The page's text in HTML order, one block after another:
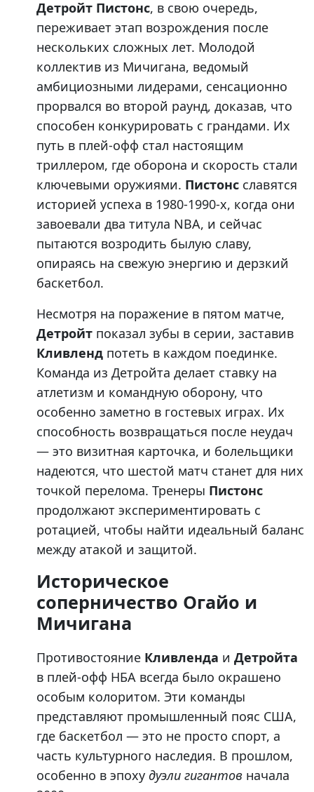
Детройт Пистонс, в свою очередь,
переживает этап возрождения после
нескольких сложных лет. Молодой
коллектив из Мичигана, ведомый
амбициозными лидерами, сенсационно
прорвался во второй раунд, доказав, что
способен конкурировать с грандами. Их
путь в плей-офф стал настоящим
триллером, где оборона и скорость стали
ключевыми оружиями. Пистонс славятся
историей успеха в 1980-1990-х, когда они
завоевали два титула NBA, и сейчас
пытаются возродить былую славу,
опираясь на свежую энергию и дерзкий
баскетбол.
Несмотря на поражение в пятом матче,
Детройт показал зубы в серии, заставив
Кливленд потеть в каждом поединке.
Команда из Детройта делает ставку на
атлетизм и командную оборону, что
особенно заметно в гостевых играх. Их
способность возвращаться после неудач
— это визитная карточка, и болельщики
надеются, что шестой матч станет для них
точкой перелома. Тренеры Пистонс
продолжают экспериментировать с
ротацией, чтобы найти идеальный баланс
между атакой и защитой.
Историческое
соперничество Огайо и
Мичигана
Противостояние Кливленда и Детройта
в плей-офф НБА всегда было окрашено
особым колоритом. Эти команды
представляют промышленный пояс США,
где баскетбол — это не просто спорт, а
часть культурного наследия. В прошлом,
особенно в эпоху дуэли гигантов начала